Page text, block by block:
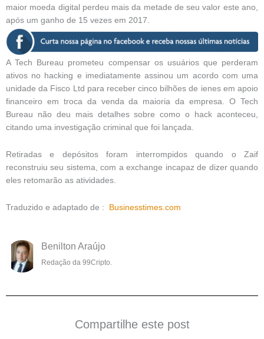
maior moeda digital perdeu mais da metade de seu valor este ano,
após um ganho de 15 vezes em 2017.
A Tech Bureau prometeu compensar os usuários que perderam
ativos no hacking e imediatamente assinou um acordo com uma
unidade da Fisco Ltd para receber cinco bilhões de ienes em apoio
financeiro em troca da venda da maioria da empresa. O Tech
Bureau não deu mais detalhes sobre como o hack aconteceu,
citando uma investigação criminal que foi lançada.
Retiradas e depósitos foram interrompidos quando o Zaif
reconstruiu seu sistema, com a exchange incapaz de dizer quando
eles retomarão as atividades.
Traduzido e adaptado de : Businesstimes.com
Benilton Araújo
Redação da 99Cripto.
Compartilhe este post